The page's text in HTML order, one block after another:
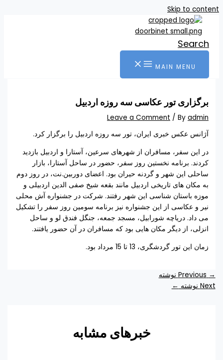
Skip to content
Search
MAIN MENU
برگزاری تور عکاسی سه روزه اردبیل
Leave a Comment / By admin
آژانس عکس خبری ایران، تور سه روزه اردبیل را برگزار کرد.
در این سفر، مسافران از شهرهای سرعین، آستارا و اردبیل بازدید
کردند. برنامه نخستین روز سفر، حضور در ساحل آستارا، بازار
ساحلی این شهر و گردنه حیران بود. اعضای دوربین.نت، در روز دوم
به مکان های تاریخی اردبیل مانند بقعه شیخ صفی الدین اردبیلی و
موزه باستان شناسی این شهر رفتند. شرکت در جشنواره آش محلی
نیر و عکاسی از این جشنواره نیز برنامه سومین روز سفر را تشکیل
می داد. دریاچه شورابیل، مسجد جمعه، جنگل فندق لو و ساحل
انزلی، از دیگر مکان هایی بود که مسافران در آن حضور یافتند.
زمان این تور گردشگری، 13 تا 15 مرداد بود.
→
Next نوشته
←
خبرهای مشابه